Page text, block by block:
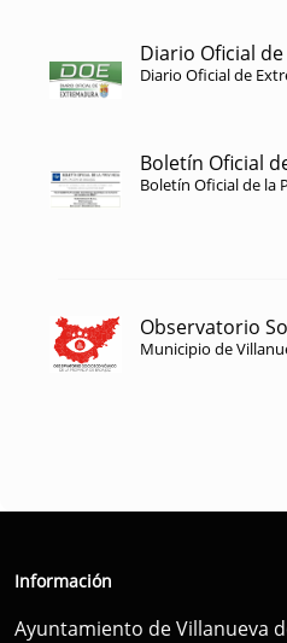
Diario Oficial
Diario Oficial de
Boletín Oficial
Boletín Oficial de la
Observatorio
Municipio de
Información
Ayuntamiento de Villanueva